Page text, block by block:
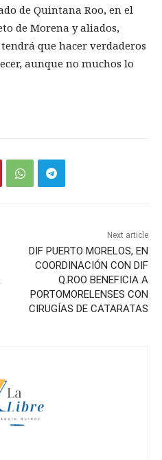
de Quintana Roo, en el
de Morena y aliados,
que hacer verdaderos
aunque no muchos lo
Next article
DIF PUERTO MORELOS, EN
COORDINACIÓN CON DIF
Q.ROO BENEFICIA A
PORTOMORELENSES CON
CIRUGÍAS DE CATARATAS